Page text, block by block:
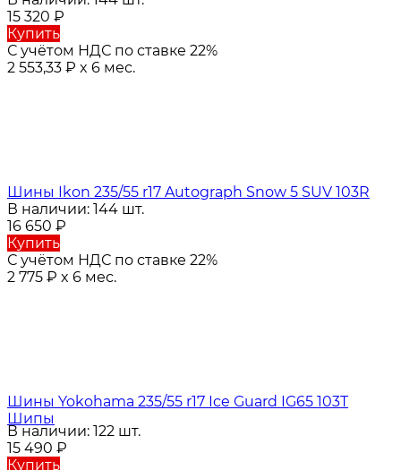
15 320 ₽
Купить
С учётом НДС по ставке 22%
2 553,33 ₽ x 6 мес.
Шины Ikon 235/55 r17 Autograph Snow 5 SUV 103R
В наличии: 144 шт.
16 650 ₽
Купить
С учётом НДС по ставке 22%
2 775 ₽ x 6 мес.
Шины Yokohama 235/55 r17 Ice Guard IG65 103T
Шипы
В наличии: 122 шт.
15 490 ₽
Купить